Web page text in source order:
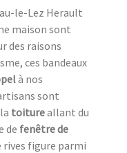
le-Lez Herault
maison sont
des raisons
ces bandeaux
à nos
sont
toitureallant du
de fenêtre de
rives figure parmi